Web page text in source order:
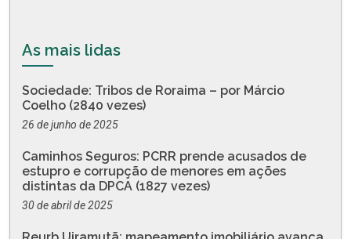
As mais lidas
Sociedade: Tribos de Roraima – por Márcio
Coelho (2840 vezes)
26 de junho de 2025
Caminhos Seguros: PCRR prende acusados de
estupro e corrupção de menores em ações
distintas da DPCA (1827 vezes)
30 de abril de 2025